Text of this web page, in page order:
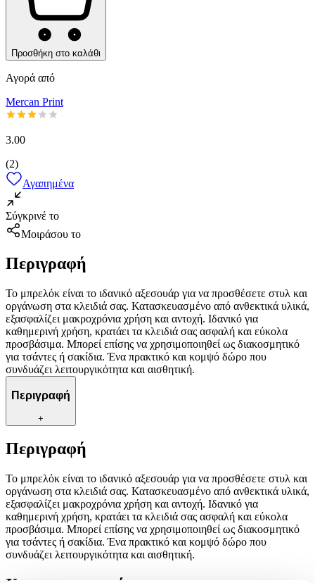
Προσθήκη στο καλάθι
Αγορά από
Mercan Print
3.00
(2)
Αγαπημένα
Σύγκρινέ το
Μοιράσου το
Περιγραφή
Το μπρελόκ είναι το ιδανικό αξεσουάρ για να προσθέσετε στυλ και
οργάνωση στα κλειδιά σας. Κατασκευασμένο από ανθεκτικά υλικά,
εξασφαλίζει μακροχρόνια χρήση και αντοχή. Ιδανικό για
καθημερινή χρήση, κρατάει τα κλειδιά σας ασφαλή και εύκολα
προσβάσιμα. Μπορεί επίσης να χρησιμοποιηθεί ως διακοσμητικό
για τσάντες ή σακίδια. Ένα πρακτικό και κομψό δώρο που
συνδυάζει λειτουργικότητα και αισθητική.
Περιγραφή
+
Περιγραφή
Το μπρελόκ είναι το ιδανικό αξεσουάρ για να προσθέσετε στυλ και
οργάνωση στα κλειδιά σας. Κατασκευασμένο από ανθεκτικά υλικά,
εξασφαλίζει μακροχρόνια χρήση και αντοχή. Ιδανικό για
καθημερινή χρήση, κρατάει τα κλειδιά σας ασφαλή και εύκολα
προσβάσιμα. Μπορεί επίσης να χρησιμοποιηθεί ως διακοσμητικό
για τσάντες ή σακίδια. Ένα πρακτικό και κομψό δώρο που
συνδυάζει λειτουργικότητα και αισθητική.